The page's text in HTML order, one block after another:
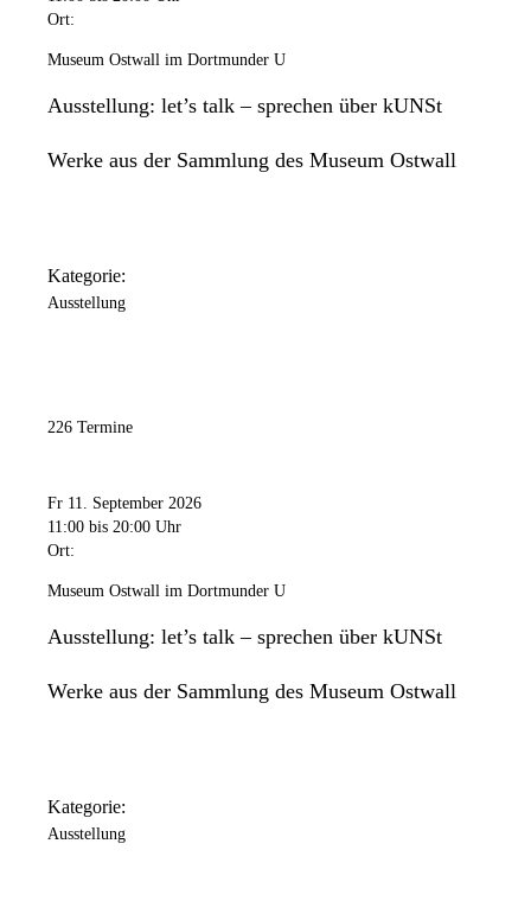
Ort:
Museum Ostwall im Dortmunder U
Ausstellung: let’s talk – sprechen über kUNSt
Werke aus der Sammlung des Museum Ostwall
Kategorie:
Ausstellung
226 Termine
Fr 11. September 2026
11:00 bis 20:00 Uhr
Ort:
Museum Ostwall im Dortmunder U
Ausstellung: let’s talk – sprechen über kUNSt
Werke aus der Sammlung des Museum Ostwall
Kategorie:
Ausstellung